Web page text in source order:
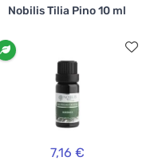
Nobilis Tilia Pino 10 ml
7,16 €